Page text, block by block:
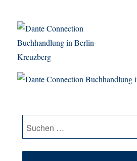
Dante Connection
Suche
nach: